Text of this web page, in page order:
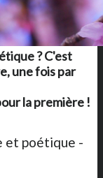
? C'est
, une fois par
la première !
et poétique -